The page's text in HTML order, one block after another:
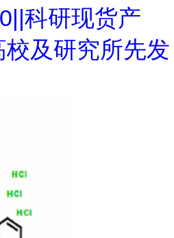
科研现货产
及研究所先发